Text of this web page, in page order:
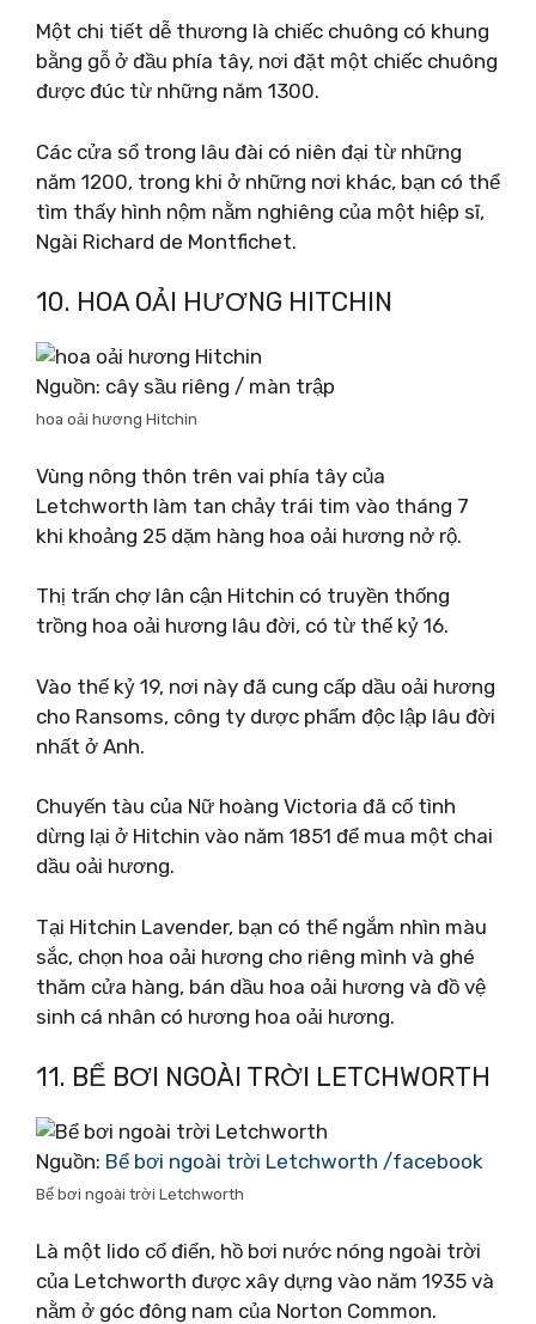
Một chi tiết dễ thương là chiếc chuông có khung
bằng gỗ ở đầu phía tây, nơi đặt một chiếc chuông
được đúc từ những năm 1300.
Các cửa sổ trong lâu đài có niên đại từ những
năm 1200, trong khi ở những nơi khác, bạn có thể
tìm thấy hình nộm nằm nghiêng của một hiệp sĩ,
Ngài Richard de Montfichet.
10. HOA OẢI HƯƠNG HITCHIN
Nguồn: cây sầu riêng / màn trập
hoa oải hương Hitchin
Vùng nông thôn trên vai phía tây của
Letchworth làm tan chảy trái tim vào tháng 7
khi khoảng 25 dặm hàng hoa oải hương nở rộ.
Thị trấn chợ lân cận Hitchin có truyền thống
trồng hoa oải hương lâu đời, có từ thế kỷ 16.
Vào thế kỷ 19, nơi này đã cung cấp dầu oải hương
cho Ransoms, công ty dược phẩm độc lập lâu đời
nhất ở Anh.
Chuyến tàu của Nữ hoàng Victoria đã cố tình
dừng lại ở Hitchin vào năm 1851 để mua một chai
dầu oải hương.
Tại Hitchin Lavender, bạn có thể ngắm nhìn màu
sắc, chọn hoa oải hương cho riêng mình và ghé
thăm cửa hàng, bán dầu hoa oải hương và đồ vệ
sinh cá nhân có hương hoa oải hương.
11. BỂ BƠI NGOÀI TRỜI LETCHWORTH
Nguồn: Bể bơi ngoài trời Letchworth /facebook
Bể bơi ngoài trời Letchworth
Là một lido cổ điển, hồ bơi nước nóng ngoài trời
của Letchworth được xây dựng vào năm 1935 và
nằm ở góc đông nam của Norton Common.